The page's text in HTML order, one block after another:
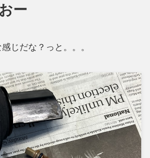
ー
じだな？っと。。。